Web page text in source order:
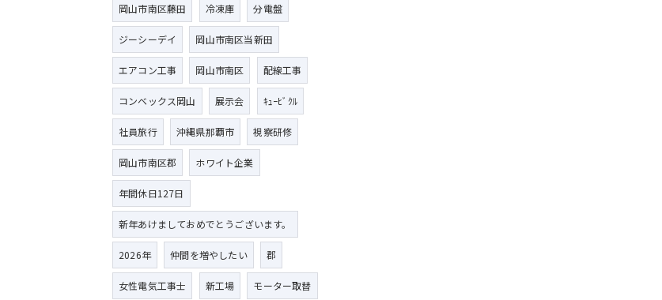
岡山市南区藤田 冷凍庫 分電盤
ジーシーデイ 岡山市南区当新田
エアコン工事 岡山市南区 配線工事
コンベックス岡山 展示会 ｷｭｰﾋﾞｸﾙ
社員旅行 沖縄県那覇市 視察研修
岡山市南区郡 ホワイト企業
年間休日127日
新年あけましておめでとうございます。
2026年 仲間を増やしたい 郡
女性電気工事士 新工場 モーター取替